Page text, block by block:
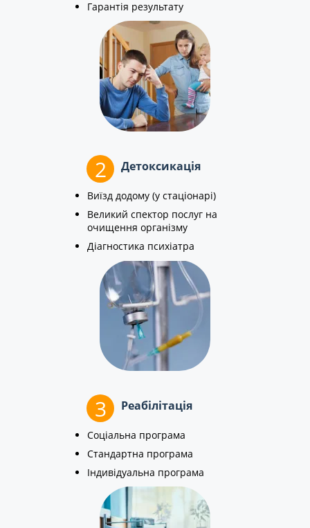
Гарантія результату
2 Детоксикація
Виїзд додому (у стаціонарі)
Великий спектор послуг на
очищення організму
Діагностика психіатра
3 Реабілітація
Соціальна програма
Стандартна програма
Індивідуальна програма